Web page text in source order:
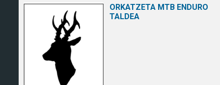
ORKATZETA MTB ENDURO
TALDEA